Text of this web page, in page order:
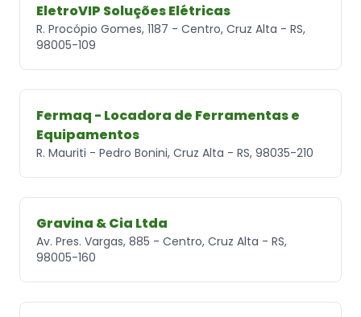
EletroVIP Soluções Elétricas
R. Procópio Gomes, 1187 - Centro, Cruz Alta - RS,
98005-109
Fermaq - Locadora de Ferramentas e
Equipamentos
R. Mauriti - Pedro Bonini, Cruz Alta - RS, 98035-210
Gravina & Cia Ltda
Av. Pres. Vargas, 885 - Centro, Cruz Alta - RS,
98005-160